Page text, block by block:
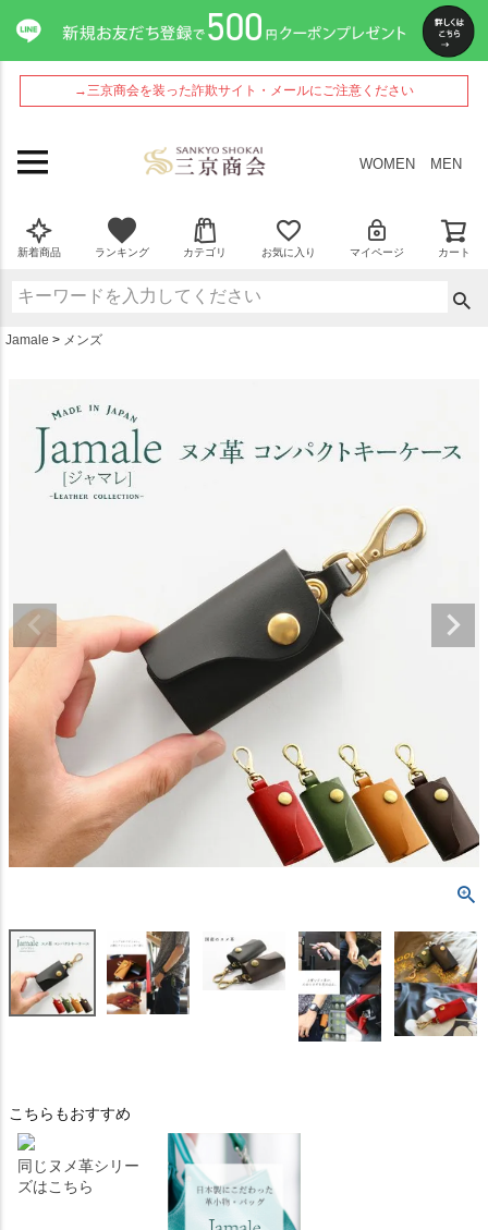
→三京商会を装った詐欺サイト・メールにご注意ください
WOMEN MEN
新着商品 ランキング カテゴリ お気に入り マイページ カート
Jamale メンズ
こちらもおすすめ
同じヌメ革シリー
ズはこちら
ペー
ジト
ップ
へ